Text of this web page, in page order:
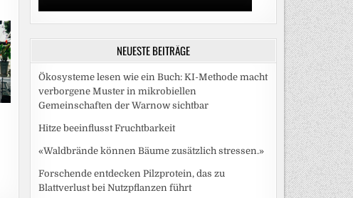
NEUESTE BEITRÄGE
Ökosysteme lesen wie ein Buch: KI-Methode macht
verborgene Muster in mikrobiellen
Gemeinschaften der Warnow sichtbar
Hitze beeinflusst Fruchtbarkeit
«Waldbrände können Bäume zusätzlich stressen.»
Forschende entdecken Pilzprotein, das zu
Blattverlust bei Nutzpflanzen führt